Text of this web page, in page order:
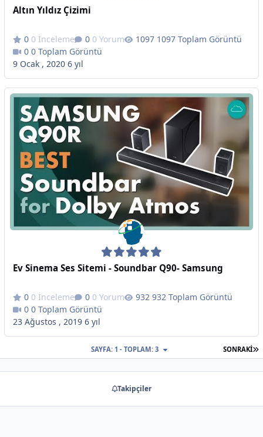
Altın Yıldız Çizimi
0 İnceleme 0 Yorum
1097 Toplam Görüntü
0 Toplam Görüntü
9 Ocak , 2020 6 yıl
Ev Sinema Ses Sitemi - Soundbar Q90- Samsung
0 İnceleme 0 Yorum
932 Toplam Görüntü
0 Toplam Görüntü
23 Ağustos , 2019 6 yıl
SONRAKI
SAYFA: 1 - TOPLAM: 3
Takipçiler